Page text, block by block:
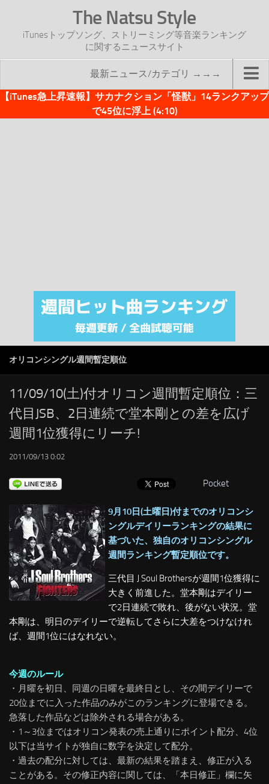
The Natsu Style
iTunesトップソング、ストリーミング等音楽ランキング
に関するニュースサイト
最新ニュース/カテゴリ →→→
TOP
注目カテゴリ
オリジナルiTunes週間トップソング
RSS
LINKS
【iTunes急上昇速報】サカナクション「怪獣」14ランクアップ
で45位に浮上 (4:10)
オリコンシングル週間暫定順位
11/09/10(土)付オリコン週間暫定順位：三
代目JSB、2日連続で堂本剛との差を広げ
週間1位獲得にリーチ!
2011/09/13 0:02
Pocket
9月10日(土曜日)付までのオリコンシ
ングルデイリーランキングの結果に
基づいた、独自のオリコンシングル
週間ランキング暫定順位です。
三代目 J Soul Brothersが週間1位獲得に
大きく前進した。堂本剛はデイリー
で2日連続で敗れ、後がない状況。堂
本剛は、明日のデイリーで逆転してさらに大差をつけなけれ
ば、週間1位にはなれない。
今週のルール
・月曜を初日、同週の日曜を最終日とし、その間デイリーで
20位までに入った作品のみがこのランキングに登場できる。
急落した作品などは除外される場合がある。
・1～3位まではオリコン発表の売上通りにポイント配分、4位
以下は当サイトが独自に数字を決定して配分。
・過去の配分に対しては、最新の結果を踏まえ、修正が入る
ことがある。 その修正内容に関しては、「本日修正」欄に矢